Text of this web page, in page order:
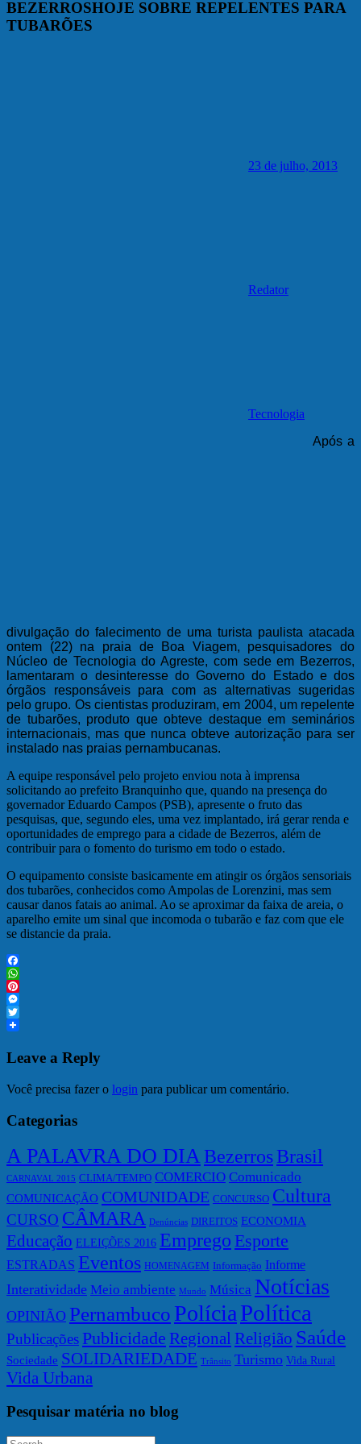
BEZERROSHOJE SOBRE REPELENTES PARA
TUBARÕES
23 de julho, 2013
Redator
Tecnologia
Após a
divulgação do falecimento de uma turista paulista atacada
ontem (22) na praia de Boa Viagem, pesquisadores do
Núcleo de Tecnologia do Agreste, com sede em Bezerros,
lamentaram o desinteresse do Governo do Estado e dos
órgãos responsáveis para com as alternativas sugeridas
pelo grupo. Os cientistas produziram, em 2004, um repelente
de tubarões, produto que obteve destaque em seminários
internacionais, mas que nunca obteve autorização para ser
instalado nas praias pernambucanas.
A equipe responsável pelo projeto enviou nota à imprensa
solicitando ao prefeito Branquinho que, quando na presença do
governador Eduardo Campos (PSB), apresente o fruto das
pesquisas, que, segundo eles, uma vez implantado, irá gerar renda e
oportunidades de emprego para a cidade de Bezerros, além de
contribuir para o fomento do turismo em todo o estado.
O equipamento consiste basicamente em atingir os órgãos sensoriais
dos tubarões, conhecidos como Ampolas de Lorenzini, mas sem
causar danos fatais ao animal. Ao se aproximar da faixa de areia, o
aparelho emite um sinal que incomoda o tubarão e faz com que ele
se distancie da praia.
Facebook
WhatsApp
Pinterest
Messenger
Twitter
Leave a Reply
Você precisa fazer o login para publicar um comentário.
Categorias
A PALAVRA DO DIABezerrosBrasil
CARNAVAL 2015 CLIMA/TEMPO COMERCIO Comunicado
COMUNICAÇÃO COMUNIDADE CONCURSO Cultura
CURSO CÂMARA Denúncias DIREITOS ECONOMIA
Educação ELEIÇÕES 2016 Emprego Esporte
ESTRADAS Eventos HOMENAGEM Informação Informe
Interatividade Meio ambiente Mundo Música Notícias
OPINIÃO Pernambuco PolíciaPolítica
Publicações Publicidade Regional Religião Saúde
Sociedade SOLIDARIEDADE Trânsito Turismo Vida Rural
Vida Urbana
Pesquisar matéria no blog